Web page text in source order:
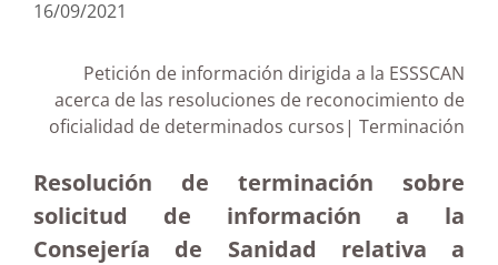
16/09/2021
Petición de información dirigida a la ESSSCAN
acerca de las resoluciones de reconocimiento de
oficialidad de determinados cursos| Terminación
Resolución de terminación sobre
solicitud de información a la
Consejería de Sanidad relativa a